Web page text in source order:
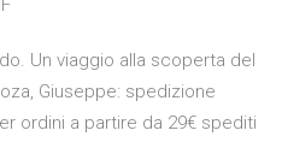
Un viaggio alla scoperta del
Giuseppe: spedizione
ordini a partire da 29€ spediti